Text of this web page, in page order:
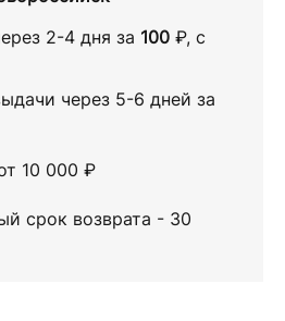
2-4 дня за 100 ₽, с
через 5-6 дней за
10 000 ₽
срок возврата - 30